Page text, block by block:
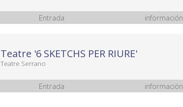
Entrada información
Teatre '6 SKETCHS PER RIURE'
Teatre Serrano
Entrada información